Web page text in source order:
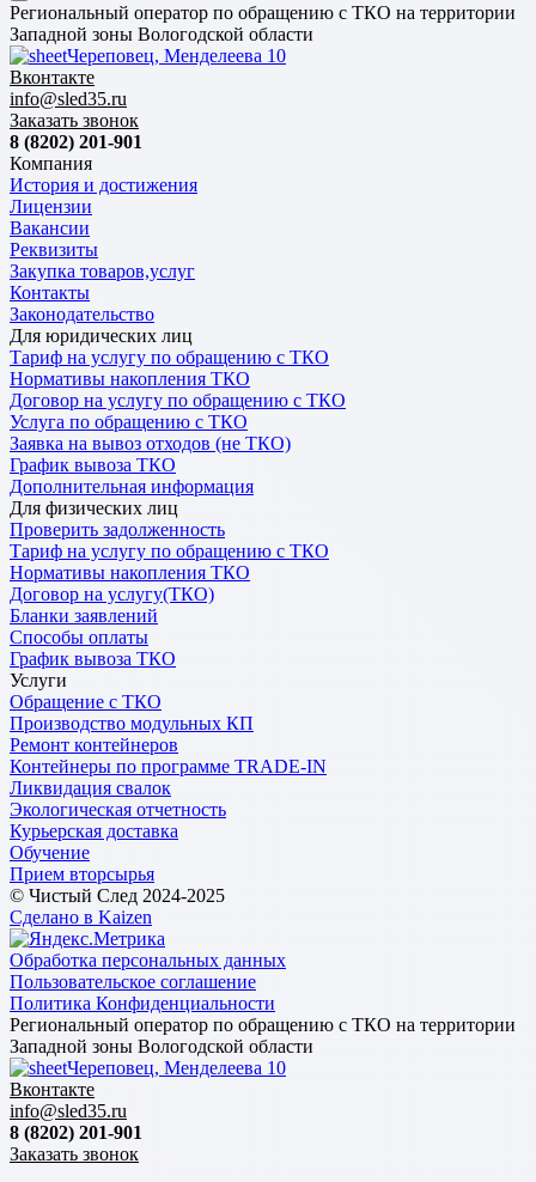
Региональный оператор по обращению с ТКО на территории
Западной зоны Вологодской области
Череповец, Менделеева 10
Вконтакте
info@sled35.ru
Заказать звонок
8 (8202) 201-901
Компания
История и достижения
Лицензии
Вакансии
Реквизиты
Закупка товаров,услуг
Контакты
Законодательство
Для юридических лиц
Тариф на услугу по обращению с ТКО
Нормативы накопления ТКО
Договор на услугу по обращению с ТКО
Услуга по обращению с ТКО
Заявка на вывоз отходов (не ТКО)
График вывоза ТКО
Дополнительная информация
Для физических лиц
Проверить задолженность
Тариф на услугу по обращению с ТКО
Нормативы накопления ТКО
Договор на услугу(ТКО)
Бланки заявлений
Способы оплаты
График вывоза ТКО
Услуги
Обращение с ТКО
Производство модульных КП
Ремонт контейнеров
Контейнеры по программе TRADE-IN
Ликвидация свалок
Экологическая отчетность
Курьерская доставка
Обучение
Прием вторсырья
© Чистый След 2024-2025
Сделано в Kaizen
Обработка персональных данных
Пользовательское соглашение
Политика Конфиденциальности
Региональный оператор по обращению с ТКО на территории
Западной зоны Вологодской области
Череповец, Менделеева 10
Вконтакте
info@sled35.ru
8 (8202) 201-901
Заказать звонок